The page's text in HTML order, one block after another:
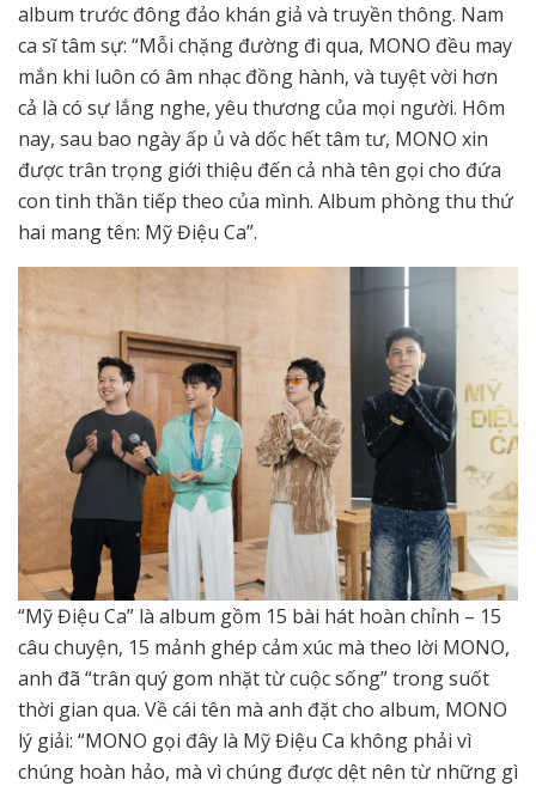
album trước đông đảo khán giả và truyền thông. Nam
ca sĩ tâm sự: “Mỗi chặng đường đi qua, MONO đều may
mắn khi luôn có âm nhạc đồng hành, và tuyệt vời hơn
cả là có sự lắng nghe, yêu thương của mọi người. Hôm
nay, sau bao ngày ấp ủ và dốc hết tâm tư, MONO xin
được trân trọng giới thiệu đến cả nhà tên gọi cho đứa
con tinh thần tiếp theo của mình. Album phòng thu thứ
hai mang tên: Mỹ Điệu Ca”.
“Mỹ Điệu Ca” là album gồm 15 bài hát hoàn chỉnh – 15
câu chuyện, 15 mảnh ghép cảm xúc mà theo lời MONO,
anh đã “trân quý gom nhặt từ cuộc sống” trong suốt
thời gian qua. Về cái tên mà anh đặt cho album, MONO
lý giải: “MONO gọi đây là Mỹ Điệu Ca không phải vì
chúng hoàn hảo, mà vì chúng được dệt nên từ những gì